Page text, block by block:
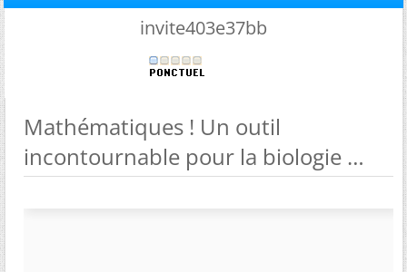
invite403e37bb
Mathématiques ! Un outil
incontournable pour la biologie